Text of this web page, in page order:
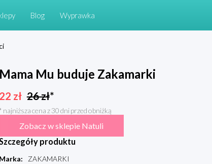
Blog Wyprawka
Mama Mu buduje Zakamarki
22 zł 26zł*
* najniższa cena z 30 dni przed obniżką
Zobacz w sklepie Natuli
produktu
Marka:
ZAKAMARKI